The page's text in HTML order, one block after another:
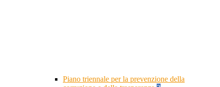
Piano triennale per la prevenzione della